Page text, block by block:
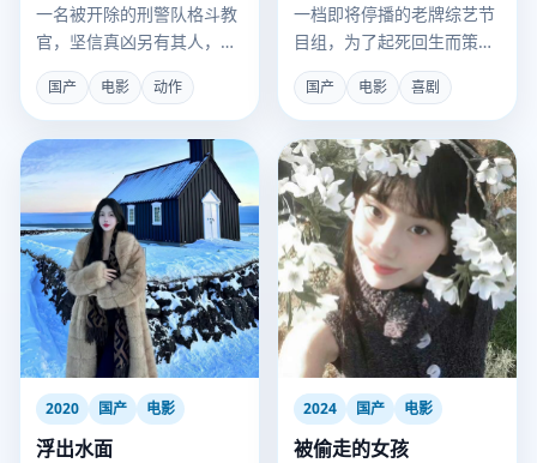
一名被开除的刑警队格斗教
官，坚信真凶另有其人，用
拳头替当嫌犯的女儿翻案。
国产 电影 动作
一档即将停播的老牌综艺节
目组，为了起死回生而策划
了一场荒诞的“假装直播”闹
剧。
国产 电影 喜剧
2020 国产 电影
浮出水面
2024 国产 电影
被偷走的女孩